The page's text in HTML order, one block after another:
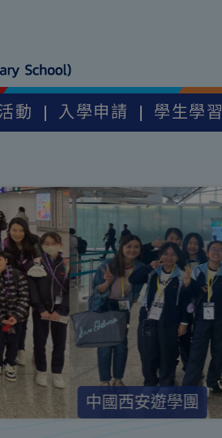
動 入學申請 學生學習
中國西安遊學團